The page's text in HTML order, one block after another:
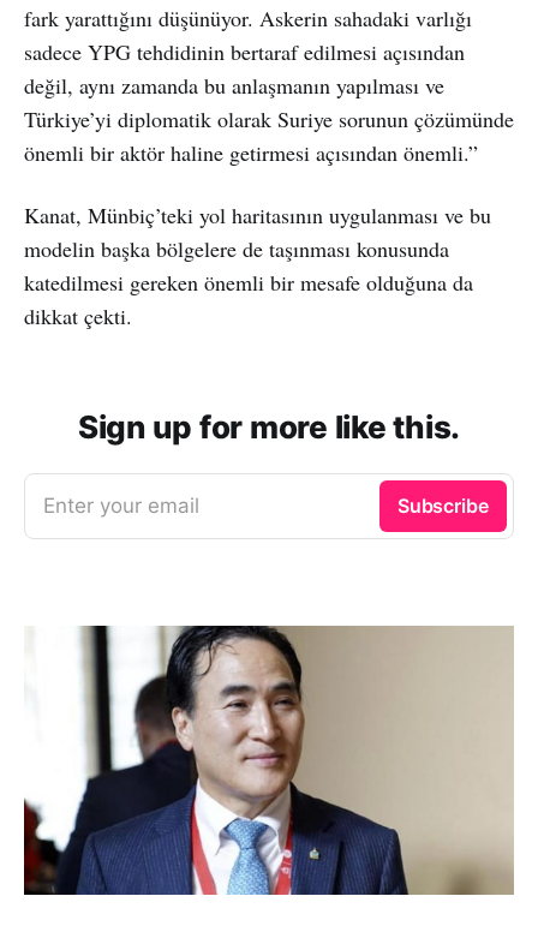
fark yarattığını düşünüyor. Askerin sahadaki varlığı
sadece YPG tehdidinin bertaraf edilmesi açısından
değil, aynı zamanda bu anlaşmanın yapılması ve
Türkiye’yi diplomatik olarak Suriye sorunun çözümünde
önemli bir aktör haline getirmesi açısından önemli.”
Kanat, Münbiç’teki yol haritasının uygulanması ve bu
modelin başka bölgelere de taşınması konusunda
katedilmesi gereken önemli bir mesafe olduğuna da
dikkat çekti.
Sign up for more like this.
Enter your email Subscribe